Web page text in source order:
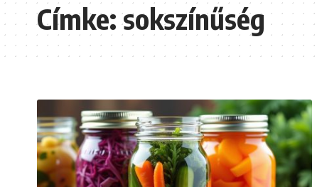
Címke:sokszínűség